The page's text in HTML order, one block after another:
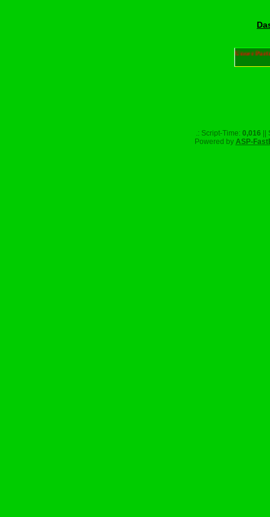
Unser
.: Script-Time: 0,016
Powered by ASP-